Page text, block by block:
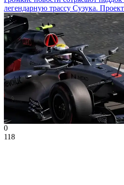
легендарную трассу Сузука.
0
118